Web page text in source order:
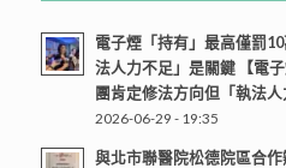
電子煙「持有」最高僅罰
法人力不足」是關鍵 【電
團肯定修法方向但「執法人
2026-06-29 - 19:35
與北市聯醫院松德院區合